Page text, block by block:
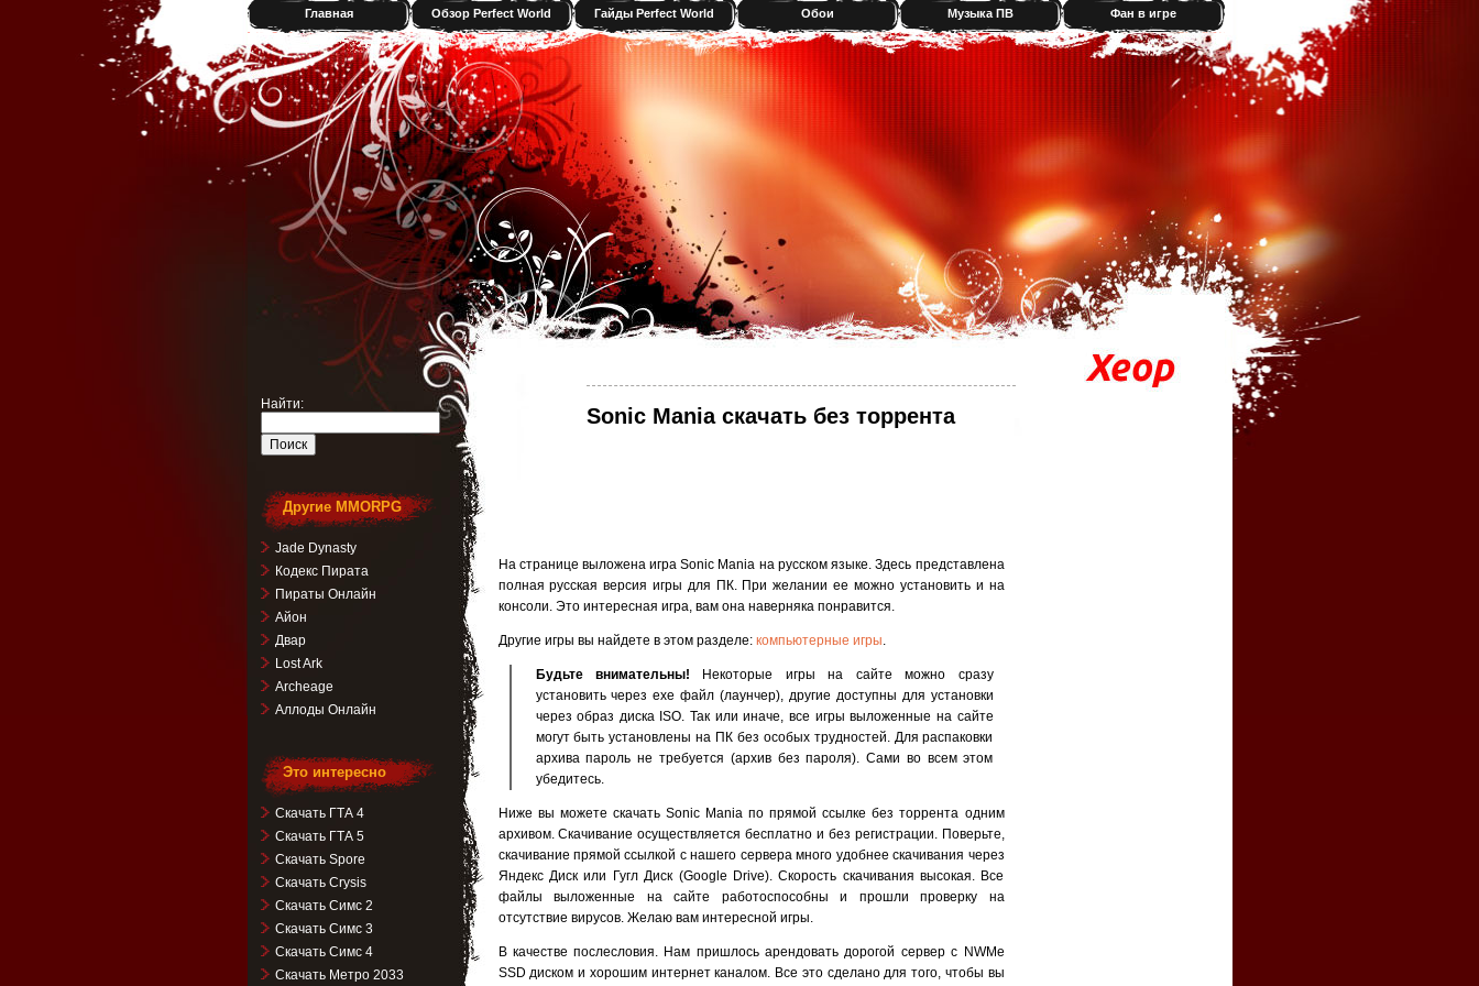
Главная Обзор Perfect World Гайды Perfect World Обои Музыка ПВ Фан в игре
Sonic Mania скачать без торрента
На странице выложена игра Sonic Mania на русском языке. Здесь представлена
полная русская версия игры для ПК. При желании ее можно установить и на
консоли. Это интересная игра, вам она наверняка понравится.
Другие игры вы найдете в этом разделе: компьютерные игры
Будьте внимательны! Некоторые игры на сайте можно сразу
установить через exe файл (лаунчер), другие доступны для установки
через образ диска ISO. Так или иначе, все игры выложенные на сайте
могут быть установлены на ПК без особых трудностей. Для распаковки
архива пароль не требуется (архив без пароля). Сами во всем этом
убедитесь.
Ниже вы можете скачать Sonic Mania по прямой ссылке без торрента одним
архивом. Скачивание осуществляется бесплатно и без регистрации. Поверьте,
скачивание прямой ссылкой с нашего сервера много удобнее скачивания через
Яндекс Диск или Гугл Диск (Google Drive). Скорость скачивания высокая. Все
файлы выложенные на сайте работоспособны и прошли проверку на
отсутствие вирусов. Желаю вам интересной игры.
В качестве послесловия. Нам пришлось арендовать дорогой сервер с NWMe
SSD диском и хорошим интернет каналом. Все это сделано для того, чтобы вы
Найти:
Другие MMORPG
Jade Dynasty
Кодекс Пирата
Пираты Онлайн
Айон
Двар
Lost Ark
Archeage
Аллоды Онлайн
Это интересно
Скачать ГТА 4
Скачать ГТА 5
Скачать Spore
Скачать Crysis
Скачать Симс 2
Скачать Симс 3
Скачать Симс 4
Скачать Метро 2033